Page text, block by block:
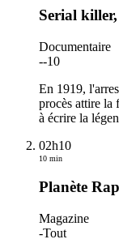
Serial
Documentaire
--10
En 1919,
procès attire la
à écrire la
02h10
10 min
Planète
Magazine
-Tout